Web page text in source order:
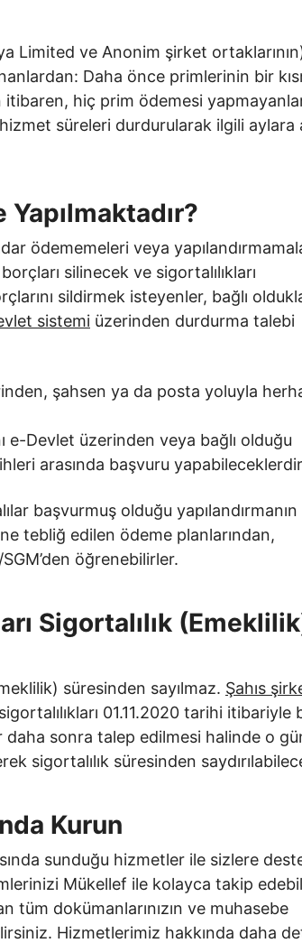
Limited ve Anonim şirket
Daha önce primlerinin bir
hiç prim ödemesi
süreleri durdurularak ilgili aylara
ödememeleri veya
silinecek ve sigortalılıkları
sildirmek isteyenler, bağlı
sistemi üzerinden durdurma talebi
şahsen ya da posta yoluyla
e-Devlet üzerinden veya bağlı olduğu
arasında başvuru
başvurmuş olduğu yapılandırmanın
tebliğ edilen ödeme planlarından,
öğrenebilirler.
Sigortalılık
süresinden sayılmaz. Şahıs
01.11.2020 tarihi itibariyle
sonra talep edilmesi halinde o
sigortalılık süresinden
Kurun
sunduğu hizmetler ile sizlere
Mükellef ile kolayca takip
tüm dokümanlarınızın ve muhasebe
Hizmetlerimiz hakkında daha